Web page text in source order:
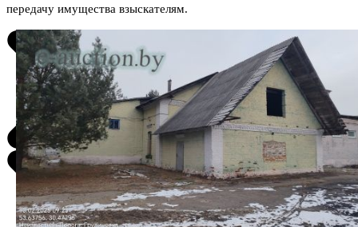
передачу имущества взыскателям.